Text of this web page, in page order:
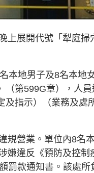
上展開代號「犁庭掃
本地男子及8名本地
第599G章），人
指示）（業務及處
營業。單位內8名
嫌違反《預防及控制
罰款通知書。該處